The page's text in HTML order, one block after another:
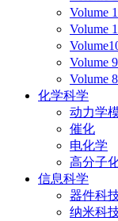
Volume
Volume
Volume
Volume
化学科学
动力学
催化
电化学
高分子
信息科学
器件科
纳米科